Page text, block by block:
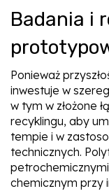
Badania i
Ponieważ
inwestuje w
w tym w złożone
recyklingu, aby
tempie i w
technicznych.
chemicznym przy